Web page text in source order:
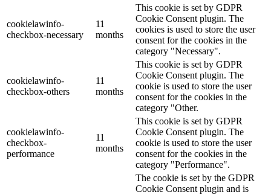
cookielawinfo-
checkbox-necessary
11
months
This cookie is set by GDPR
Cookie Consent plugin. The
cookies is used to store the user
consent for the cookies in the
category "Necessary".
cookielawinfo-
checkbox-others
11
months
This cookie is set by GDPR
Cookie Consent plugin. The
cookie is used to store the user
consent for the cookies in the
category "Other.
cookielawinfo-
checkbox-
performance
11
months
This cookie is set by GDPR
Cookie Consent plugin. The
cookie is used to store the user
consent for the cookies in the
category "Performance".
The cookie is set by the GDPR
Cookie Consent plugin and is